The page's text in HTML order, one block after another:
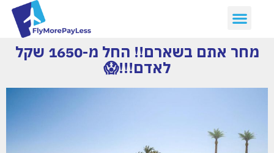
מחר אתם בשארם!! החל מ-1650 שקל
לאדם!!!😱